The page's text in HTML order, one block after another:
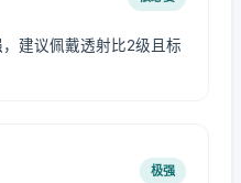
建议佩戴透射比2级且标
极强